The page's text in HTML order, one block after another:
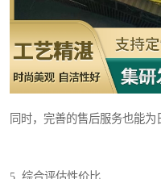
同时，完善的售后服务也能为
5. 综合评估性价比